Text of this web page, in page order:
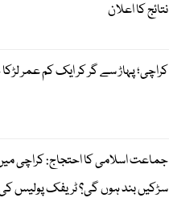
نتائج کا اعلان
کراچی؛ پہاڑ سے گر کر ایک کم عمر
جماعت اسلامی کا احتجاج: کراچی
سڑکیں بند ہوں گی؟ ٹریفک پولیس کی